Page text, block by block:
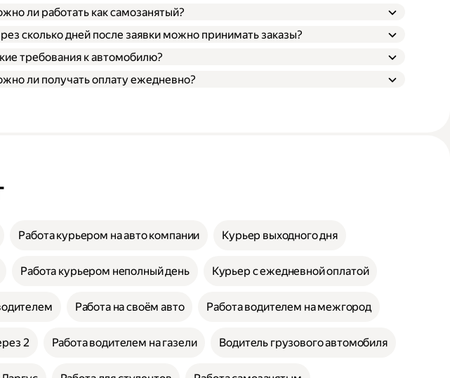
ли работать как самозанятый?
сколько дней после заявки можно принимать заказы?
требования к автомобилю?
ли получать оплату ежедневно?
Работа курьером на авто компании Курьер выходного дня
Работа курьером неполный день Курьер с ежедневной оплатой
Работа на своём авто Работа водителем на межгород
2 Работа водителем на газели Водитель грузового автомобиля